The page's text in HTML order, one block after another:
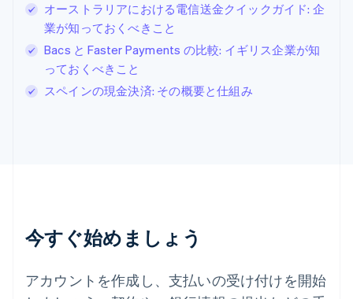
オーストラリアにおける電信送金クイックガイド: 企
業が知っておくべきこと
Bacs と Faster Payments の比較: イギリス企業が知
っておくべきこと
スペインの現金決済: その概要と仕組み
今すぐ始めましょう
アカウントを作成し、支払いの受け付けを開始
Deutsch Français Italiano English
スウェーデン
Svenska English
スペイン
Español English
スロバキア
English
Deutsch English
ニュージーランド